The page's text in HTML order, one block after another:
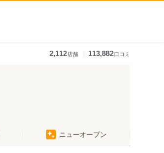
2,112店舗 113,882口コミ
ニューオープン